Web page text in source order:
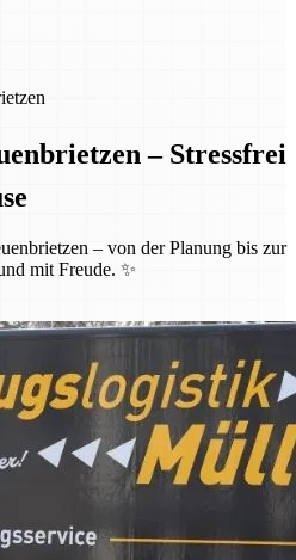
– Stressfrei
– von der Planung bis zur
mit Freude. ✨